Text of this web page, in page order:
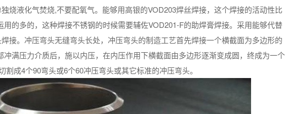
烧液化气焚烧,不要配氧气。能够用高银的VOD203焊丝焊接，这个焊接的活动性比
的多的，这种焊接不锈钢的时候需要辅佐VOD201-F的助焊膏焊接。采用能够代替
接。冲压弯头无缝弯头长处，冲压弯头的制造工艺首先焊接一个横截面为多边形的
满压力介质后，施以内压，在内压作用下横截面由多边形逐渐变成圆，终成为一个
成4个90弯头或6个60冲压弯头或其它标准的冲压弯头。